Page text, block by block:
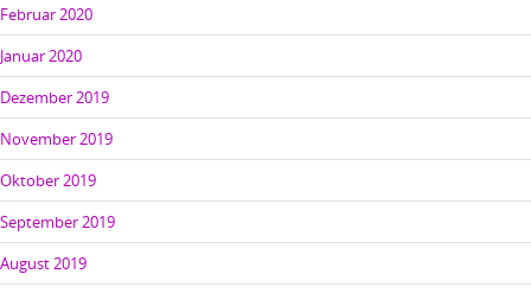
Februar 2020
Januar 2020
Dezember 2019
November 2019
Oktober 2019
September 2019
August 2019